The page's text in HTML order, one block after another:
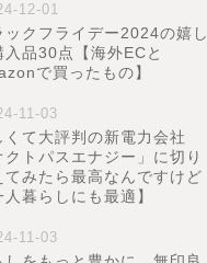
12-01
ックフライデー2024の嬉し
入品30点【海外ECと
で買ったもの】
11-03
くて大評判の新電力会社
クトパスエナジー」に切り
てみたら最高なんですけど
人暮らしにも最適】
11-03